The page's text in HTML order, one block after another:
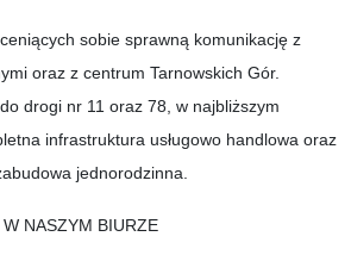
sobie sprawną komunikację z
oraz z centrum Tarnowskich Gór.
drogi nr 11 oraz 78, w najbliższym
infrastruktura usługowo handlowa oraz
jednorodzinna.
NASZYM BIURZE